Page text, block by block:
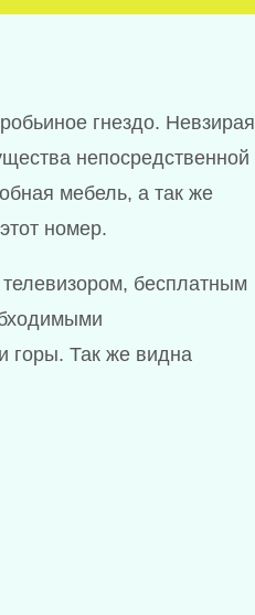
гнездо. Невзирая
непосредственной
мебель, а так же
номер.
бесплатным
горы. Так же видна